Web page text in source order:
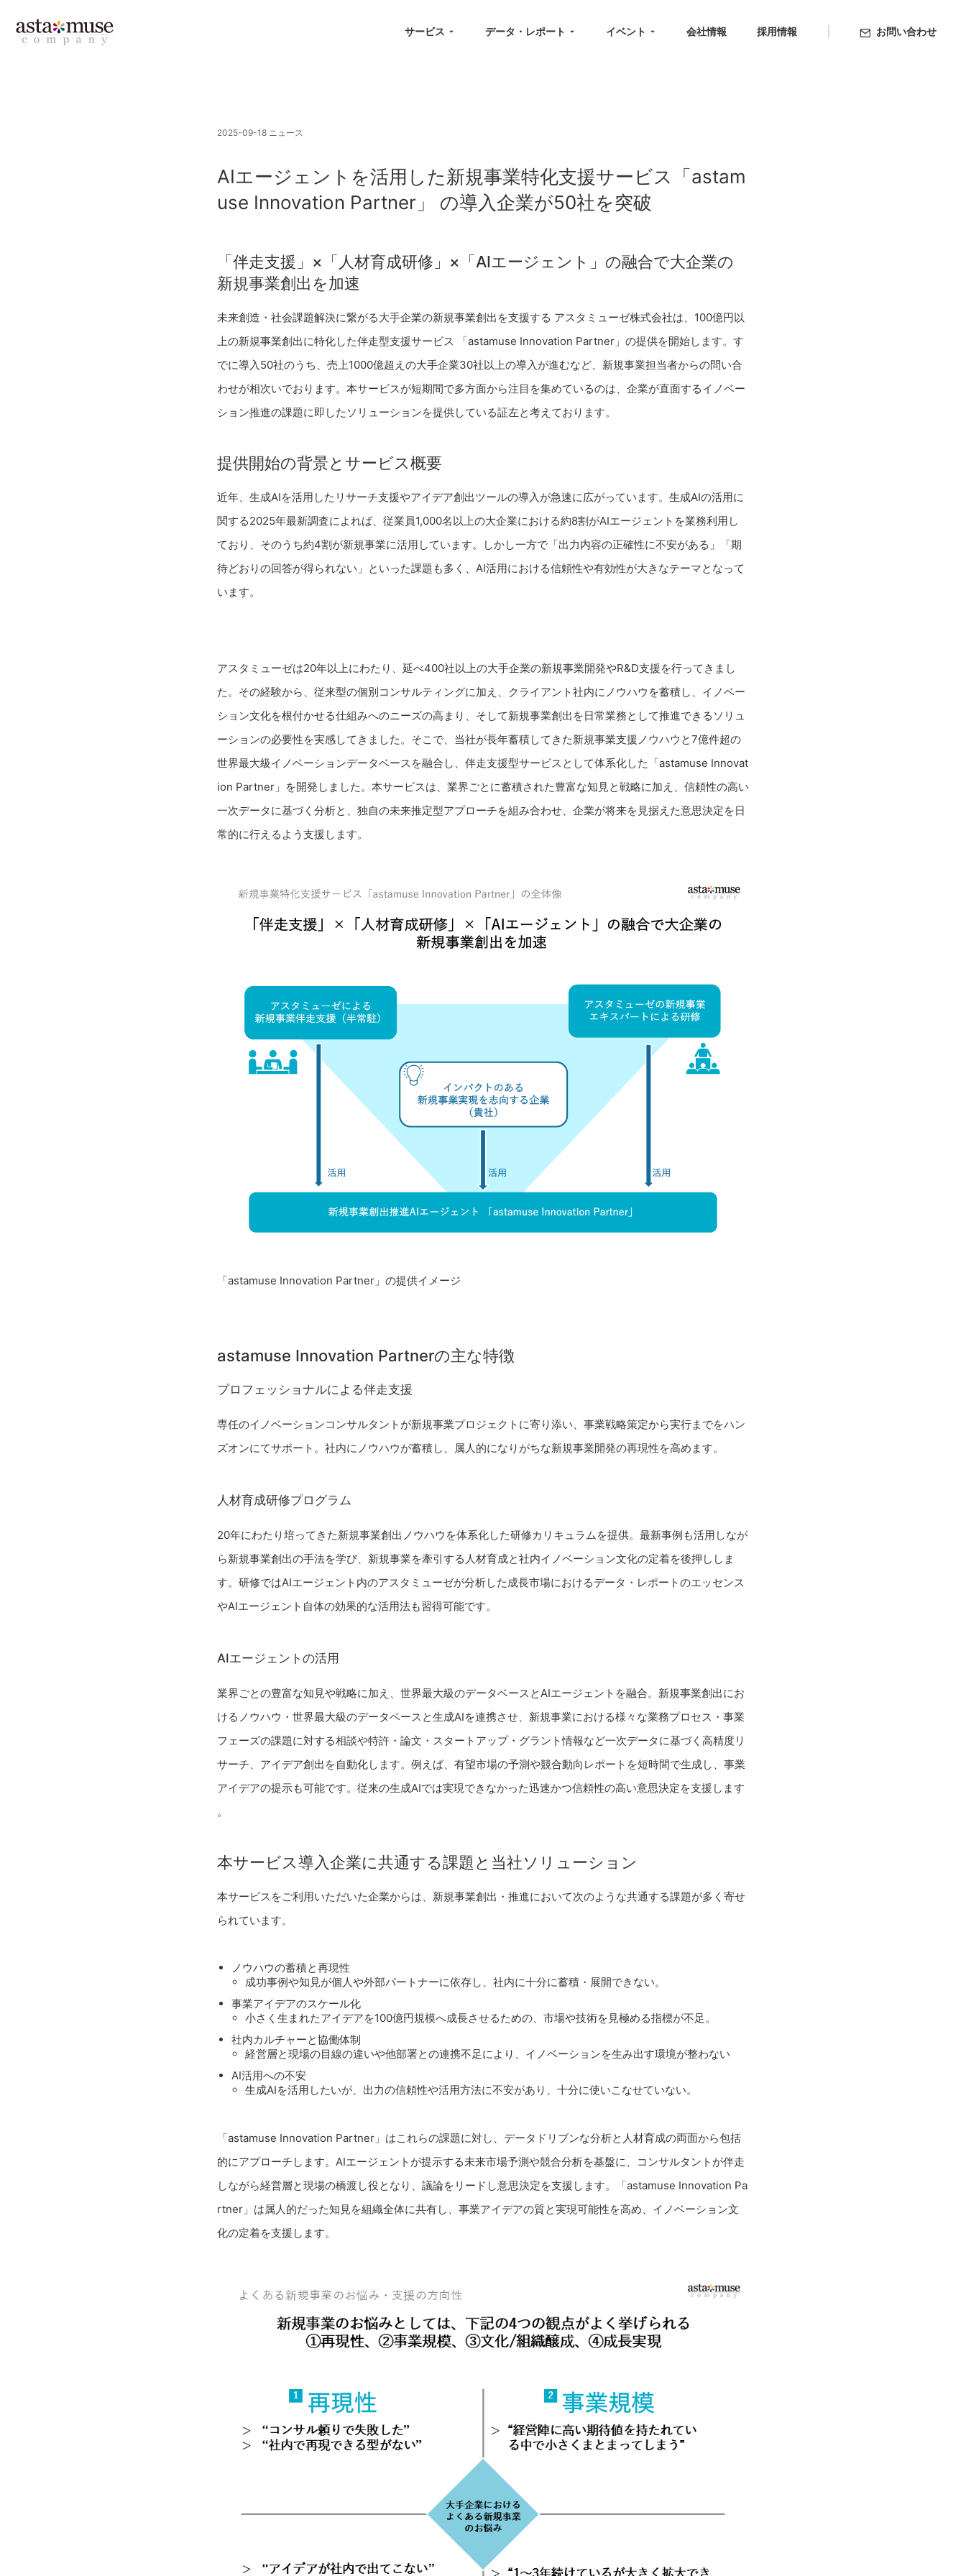
サービス データ・レポート イベント 会社情報 採用情報 お問い合わせ
2025-09-18 ニュース
AIエージェントを活用した新規事業特化支援サービス「astam
use Innovation Partner」 の導入企業が50社を突破
「伴走支援」×「人材育成研修」×「AIエージェント」の融合で大企業の
新規事業創出を加速
未来創造・社会課題解決に繋がる大手企業の新規事業創出を支援する アスタミューゼ株式会社は、100億円以
上の新規事業創出に特化した伴走型支援サービス 「astamuse Innovation Partner」の提供を開始します。す
でに導入50社のうち、売上1000億超えの大手企業30社以上の導入が進むなど、新規事業担当者からの問い合
わせが相次いでおります。本サービスが短期間で多方面から注目を集めているのは、企業が直面するイノベー
ション推進の課題に即したソリューションを提供している証左と考えております。
提供開始の背景とサービス概要
近年、生成AIを活用したリサーチ支援やアイデア創出ツールの導入が急速に広がっています。生成AIの活用に
関する2025年最新調査によれば、従業員1,000名以上の大企業における約8割がAIエージェントを業務利用し
ており、そのうち約4割が新規事業に活用しています。しかし一方で「出力内容の正確性に不安がある」「期
待どおりの回答が得られない」といった課題も多く、AI活用における信頼性や有効性が大きなテーマとなって
います。
アスタミューゼは20年以上にわたり、延べ400社以上の大手企業の新規事業開発やR&D支援を行ってきまし
た。その経験から、従来型の個別コンサルティングに加え、クライアント社内にノウハウを蓄積し、イノベー
ション文化を根付かせる仕組みへのニーズの高まり、そして新規事業創出を日常業務として推進できるソリュ
ーションの必要性を実感してきました。そこで、当社が長年蓄積してきた新規事業支援ノウハウと7億件超の
世界最大級イノベーションデータベースを融合し、伴走支援型サービスとして体系化した「astamuse Innovat
ion Partner」を開発しました。本サービスは、業界ごとに蓄積された豊富な知見と戦略に加え、信頼性の高い
一次データに基づく分析と、独自の未来推定型アプローチを組み合わせ、企業が将来を見据えた意思決定を日
常的に行えるよう支援します。
「astamuse Innovation Partner」の提供イメージ
astamuse Innovation Partnerの主な特徴
プロフェッショナルによる伴走支援
専任のイノベーションコンサルタントが新規事業プロジェクトに寄り添い、事業戦略策定から実行までをハン
ズオンにてサポート。社内にノウハウが蓄積し、属人的になりがちな新規事業開発の再現性を高めます。
人材育成研修プログラム
20年にわたり培ってきた新規事業創出ノウハウを体系化した研修カリキュラムを提供。最新事例も活用しなが
ら新規事業創出の手法を学び、新規事業を牽引する人材育成と社内イノベーション文化の定着を後押ししま
す。研修ではAIエージェント内のアスタミューゼが分析した成長市場におけるデータ・レポートのエッセンス
やAIエージェント自体の効果的な活用法も習得可能です。
AIエージェントの活用
業界ごとの豊富な知見や戦略に加え、世界最大級のデータベースとAIエージェントを融合。新規事業創出にお
けるノウハウ・世界最大級のデータベースと生成AIを連携させ、新規事業における様々な業務プロセス・事業
フェーズの課題に対する相談や特許・論文・スタートアップ・グラント情報など一次データに基づく高精度リ
サーチ、アイデア創出を自動化します。例えば、有望市場の予測や競合動向レポートを短時間で生成し、事業
アイデアの提示も可能です。従来の生成AIでは実現できなかった迅速かつ信頼性の高い意思決定を支援します
。
本サービス導入企業に共通する課題と当社ソリューション
本サービスをご利用いただいた企業からは、新規事業創出・推進において次のような共通する課題が多く寄せ
られています。
ノウハウの蓄積と再現性
成功事例や知見が個人や外部パートナーに依存し、社内に十分に蓄積・展開できない。
事業アイデアのスケール化
小さく生まれたアイデアを100億円規模へ成長させるための、市場や技術を見極める指標が不足。
社内カルチャーと協働体制
経営層と現場の目線の違いや他部署との連携不足により、イノベーションを生み出す環境が整わない
AI活用への不安
生成AIを活用したいが、出力の信頼性や活用方法に不安があり、十分に使いこなせていない。
「astamuse Innovation Partner」はこれらの課題に対し、データドリブンな分析と人材育成の両面から包括
的にアプローチします。AIエージェントが提示する未来市場予測や競合分析を基盤に、コンサルタントが伴走
しながら経営層と現場の橋渡し役となり、議論をリードし意思決定を支援します。「astamuse Innovation Pa
rtner」は属人的だった知見を組織全体に共有し、事業アイデアの質と実現可能性を高め、イノベーション文
化の定着を支援します。